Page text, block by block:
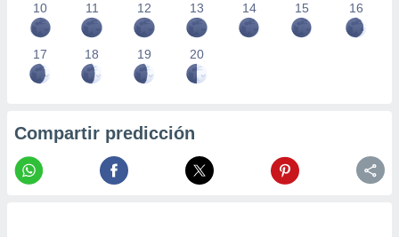
10 11 12 13 14 15 16
17 18 19 20
Compartir predicción